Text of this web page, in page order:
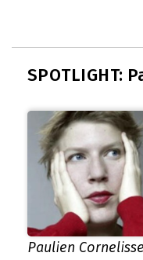
SPOTLIGHT:
Paulien